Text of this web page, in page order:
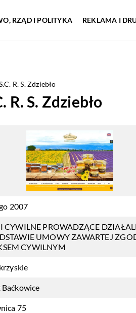
RZĄD I POLITYKA REKLAMA I
R. S. Zdziebło
S. Zdziebło
2007
CYWILNE PROWADZĄCE
UMOWY ZAWARTEJ
CYWILNYM
75